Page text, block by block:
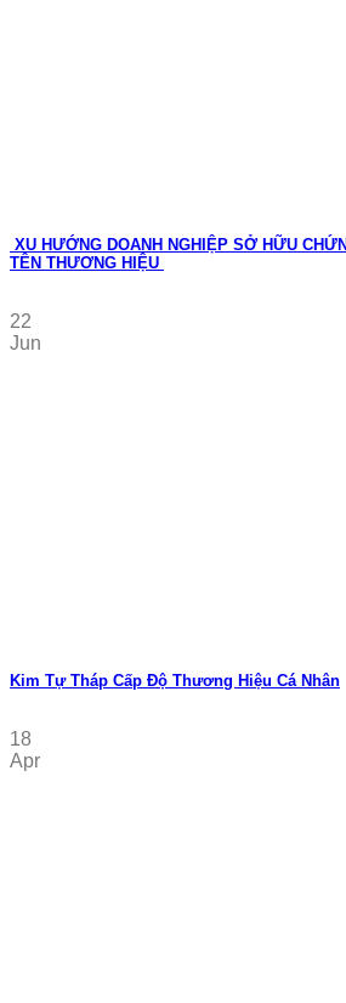
XU HƯỚNG DOANH NGHIỆP SỞ HỮU
TÊN THƯƠNG HIỆU
22
Jun
Kim Tự Tháp Cấp Độ Thương Hiệu Cá Nhân
18
Apr